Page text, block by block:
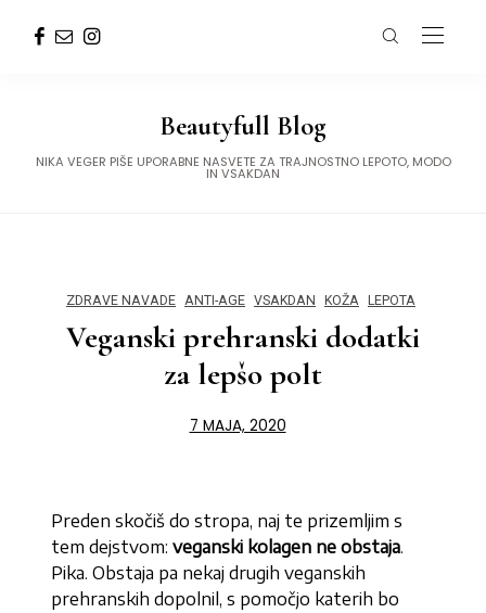
Beautyfull Blog
NIKA VEGER PIŠE UPORABNE NASVETE ZA TRAJNOSTNO LEPOTO, MODO
IN VSAKDAN
ZDRAVE NAVADE ANTI-AGE VSAKDAN KOŽA LEPOTA
Veganski prehranski dodatki
za lepšo polt
7 MAJA, 2020
Preden skočiš do stropa, naj te prizemljim s
tem dejstvom: veganski kolagen ne obstaja.
Pika. Obstaja pa nekaj drugih veganskih
prehranskih dopolnil, s pomočjo katerih bo